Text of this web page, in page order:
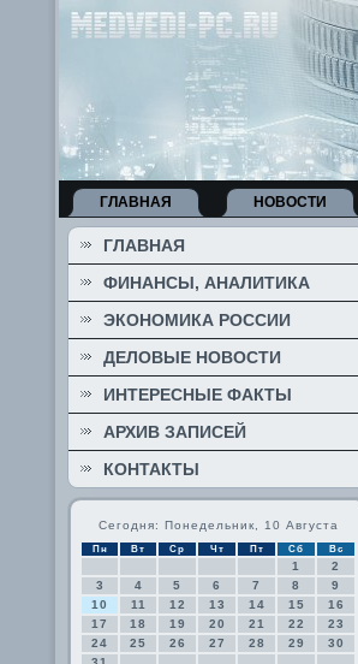
ГЛАВНАЯ НОВОСТИ
ГЛАВНАЯ
ФИНАНСЫ, АНАЛИТИКА
ЭКОНОМИКА РОССИИ
ДЕЛОВЫЕ НОВОСТИ
ИНТЕРЕСНЫЕ ФАКТЫ
АРХИВ ЗАПИСЕЙ
КОНТАКТЫ
Сегодня: Понедельник, 10 Августа
Пн Вт Ср Чт Пт Сб Вс
1
2
3
4 5 6 7 8
9
10
11 12 13 14 15
16
17
18 19 20 21 22
23
24
25 26 27 28 29
30